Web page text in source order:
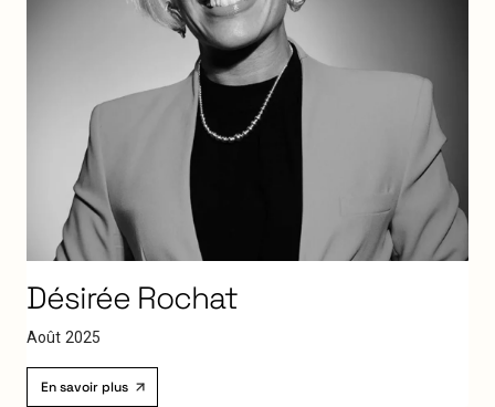
Désirée Rochat
Août 2025
En savoir plus